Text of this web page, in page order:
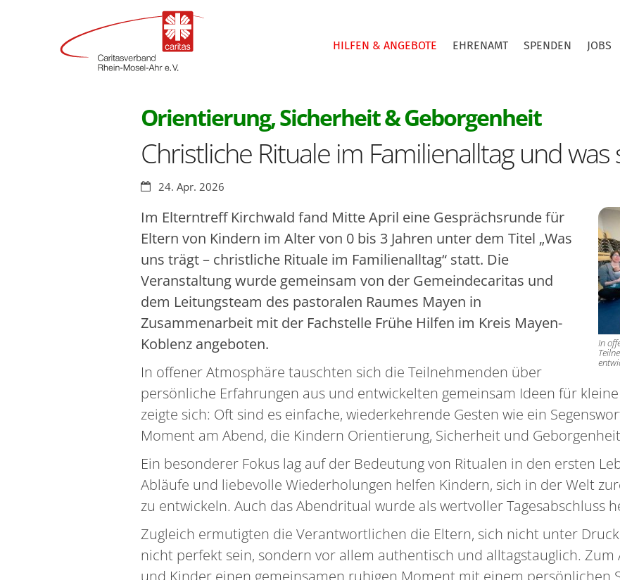
HILFEN & ANGEBOTE EHRENAMT SPENDEN JOBS
Orientierung, Sicherheit & Geborgenheit:
Christliche Rituale im Familienalltag und
Datum:24. Apr. 2026
In
Im Elterntreff Kirchwald fand Mitte April eine Gesprächsrunde für
Eltern von Kindern im Alter von 0 bis 3 Jahren unter dem Titel „Was
uns trägt – christliche Rituale im Familienalltag“ statt. Die
Veranstaltung wurde gemeinsam von der Gemeindecaritas und
dem Leitungsteam des pastoralen Raumes Mayen in
Zusammenarbeit mit der Fachstelle Frühe Hilfen im Kreis Mayen-
Koblenz angeboten.
In offener Atmosphäre tauschten sich die Teilnehmenden über
persönliche Erfahrungen aus und entwickelten gemeinsam Ideen für
zeigte sich: Oft sind es einfache, wiederkehrende Gesten wie ein
Moment am Abend, die Kindern Orientierung, Sicherheit und
Ein besonderer Fokus lag auf der Bedeutung von Ritualen in den ersten
Abläufe und liebevolle Wiederholungen helfen Kindern, sich in der Welt
zu entwickeln. Auch das Abendritual wurde als wertvoller Tagesabschluss
Zugleich ermutigten die Verantwortlichen die Eltern, sich nicht unter
nicht perfekt sein, sondern vor allem authentisch und alltagstauglich. Zum
und Kinder einen gemeinsamen ruhigen Moment mit einem persönlichen